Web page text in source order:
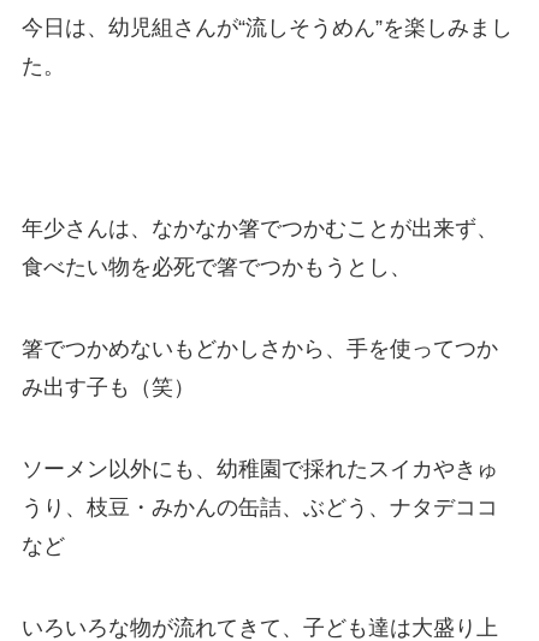
今日は、幼児組さんが“流しそうめん”を楽しみまし
た。
年少さんは、なかなか箸でつかむことが出来ず、
食べたい物を必死で箸でつかもうとし、
箸でつかめないもどかしさから、手を使ってつか
み出す子も（笑）
ソーメン以外にも、幼稚園で採れたスイカやきゅ
うり、枝豆・みかんの缶詰、ぶどう、ナタデココ
など
いろいろな物が流れてきて、子ども達は大盛り上